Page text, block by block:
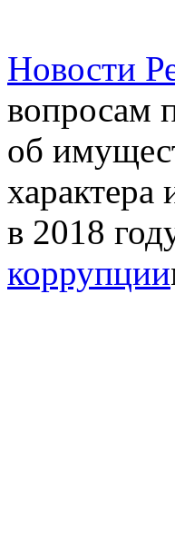
Новости
вопросам
об
в 2018
коррупции